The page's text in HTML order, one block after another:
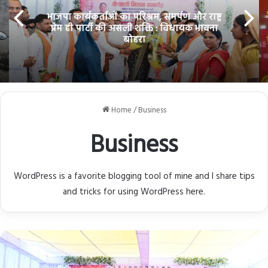
भाजपा कार्यकर्ताओं का परिश्रम, समर्पण और राष्ट्र
प्रेम ही पार्टी की असली शक्ति : विधायक भावना
बोहरा
Home/ Business
Business
WordPress is a favorite blogging tool of mine and I share tips
and tricks for using WordPress here.
भाजपा
कार्यकर्ताओं